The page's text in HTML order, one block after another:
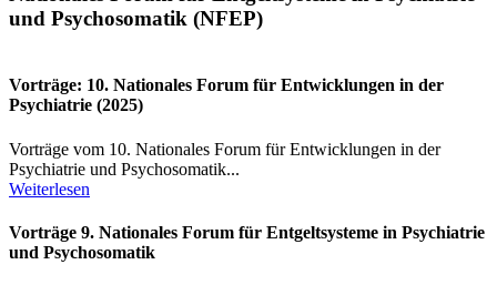
und Psychosomatik (NFEP)
Vorträge: 10. Nationales Forum für Entwicklungen in der
Psychiatrie (2025)
Vorträge vom 10. Nationales Forum für Entwicklungen in der
Psychiatrie und Psychosomatik...
Weiterlesen
Vorträge 9. Nationales Forum für Entgeltsysteme in Psychiatrie
und Psychosomatik